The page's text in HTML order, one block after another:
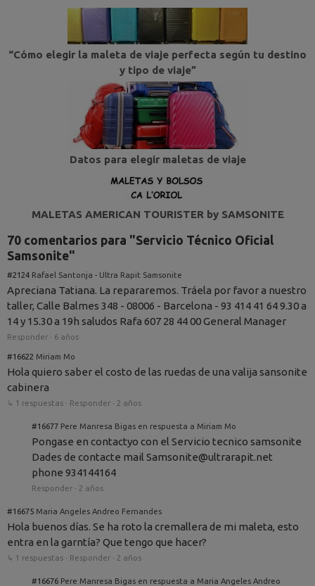
“Cómo elegir la maleta de viaje perfecta según tu destino
y tipo de viaje”
Datos para elegir maletas de viaje
MALETAS AMERICAN TOURISTER by SAMSONITE
70 comentarios para "Servicio Técnico Oficial
Samsonite"
#2124 Rafael Santonja - Ultra Rapit Samsonite
Apreciana Tatiana. La repararemos. Tráela por favor a nuestro
taller, Calle Balmes 348 - 08006 - Barcelona - 93 414 41 64 9.30 a
14 y 15.30 a 19h saludos Rafa 607 28 44 00 General Manager
Responder · 6 años
#16622 Miriam Mo
Hola quiero saber el costo de las ruedas de una valija sansonite
cabinera
↳ 1 respuestas · Responder · 2 años
#16677 Pere Manresa Bigas en respuesta a Miriam Mo
Pongase en contactyo con el Servicio tecnico samsonite
Dades de contacte mail Samsonite@ultrarapit.net
phone 934144164
Responder · 2 años
#16675 Maria Angeles Andreo Fernandes
Hola buenos días. Se ha roto la cremallera de mi maleta, esto
entra en la garntía? Que tengo que hacer?
↳ 1 respuestas · Responder · 2 años
#16676 Pere Manresa Bigas en respuesta a Maria Angeles Andreo